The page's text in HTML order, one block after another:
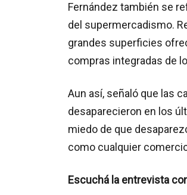
Fernández también se
del supermercadismo.
grandes superficies
compras integradas de
Aun así, señaló que las
desaparecieron en los
miedo de que
como cualquier
Escuchá la entrevista